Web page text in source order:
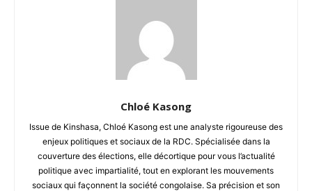
Chloé Kasong
Issue de Kinshasa, Chloé Kasong est une analyste rigoureuse des
enjeux politiques et sociaux de la RDC. Spécialisée dans la
couverture des élections, elle décortique pour vous l’actualité
politique avec impartialité, tout en explorant les mouvements
sociaux qui façonnent la société congolaise. Sa précision et son